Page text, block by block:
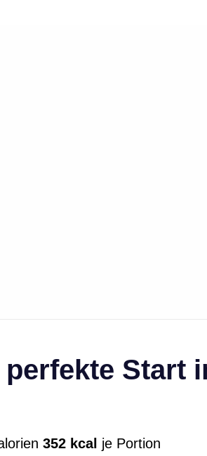
Start
352 kcal je Portion